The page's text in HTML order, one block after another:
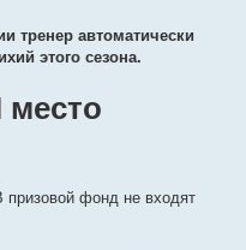
тренер автоматически
этого сезона.
призовой фонд не входят